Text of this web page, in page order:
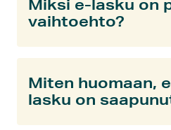
Miksi e-lasku on
vaihtoehto?
Miten huomaan,
lasku on